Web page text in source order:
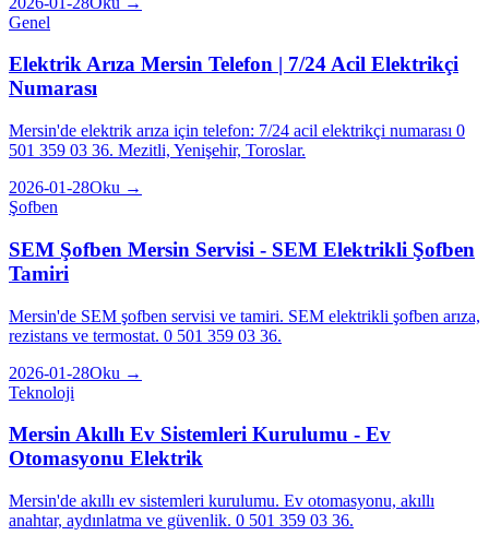
Genel
Elektrik Arıza Mersin Telefon | 7/24 Acil Elektrikçi
Numarası
Mersin'de elektrik arıza için telefon: 7/24 acil elektrikçi numarası 0
501 359 03 36. Mezitli, Yenişehir, Toroslar.
2026-01-28Oku →
Şofben
SEM Şofben Mersin Servisi - SEM Elektrikli Şofben
Tamiri
Mersin'de SEM şofben servisi ve tamiri. SEM elektrikli şofben arıza,
rezistans ve termostat. 0 501 359 03 36.
2026-01-28Oku →
Teknoloji
Mersin Akıllı Ev Sistemleri Kurulumu - Ev
Otomasyonu Elektrik
Mersin'de akıllı ev sistemleri kurulumu. Ev otomasyonu, akıllı
anahtar, aydınlatma ve güvenlik. 0 501 359 03 36.